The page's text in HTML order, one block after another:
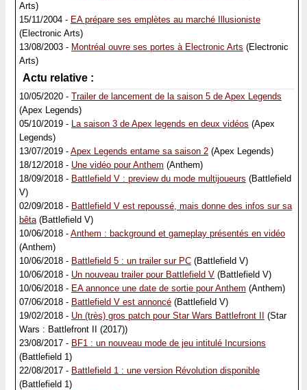
Arts)
15/11/2004 - EA prépare ses emplètes au marché Illusioniste
(Electronic Arts)
13/08/2003 - Montréal ouvre ses portes à Electronic Arts (Electronic
Arts)
Actu relative :
10/05/2020 - Trailer de lancement de la saison 5 de Apex Legends
(Apex Legends)
05/10/2019 - La saison 3 de Apex legends en deux vidéos (Apex
Legends)
13/07/2019 - Apex Legends entame sa saison 2 (Apex Legends)
18/12/2018 - Une vidéo pour Anthem (Anthem)
18/09/2018 - Battlefield V : preview du mode multijoueurs (Battlefield
V)
02/09/2018 - Battlefield V est repoussé, mais donne des infos sur sa
bêta(Battlefield V)
10/06/2018 - Anthem : background et gameplay présentés en vidéo
(Anthem)
10/06/2018 - Battlefield 5 : un trailer sur PC (Battlefield V)
10/06/2018 - Un nouveau trailer pour Battlefield V (Battlefield V)
10/06/2018 - EA annonce une date de sortie pour Anthem (Anthem)
07/06/2018 - Battlefield V est annoncé (Battlefield V)
19/02/2018 - Un (très) gros patch pour Star Wars Battlefront II
(Star
Wars : Battlefront II (2017))
23/08/2017 - BF1 : un nouveau mode de jeu intitulé Incursions
(Battlefield 1)
22/08/2017 - Battlefield 1 : une version Révolution disponible
(Battlefield 1)